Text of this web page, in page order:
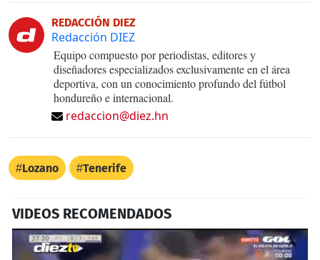
REDACCIÓN DIEZ
Redacción DIEZ
Equipo compuesto por periodistas, editores y
diseñadores especializados exclusivamente en el área
deportiva, con un conocimiento profundo del fútbol
hondureño e internacional.
redaccion@diez.hn
Lozano Tenerife
VIDEOS RECOMENDADOS